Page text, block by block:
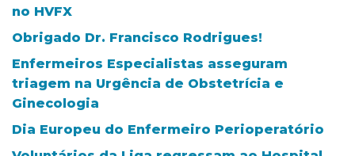
no HVFX
Obrigado Dr. Francisco Rodrigues!
Enfermeiros Especialistas asseguram
triagem na Urgência de Obstetrícia e
Ginecologia
Dia Europeu do Enfermeiro Perioperatório